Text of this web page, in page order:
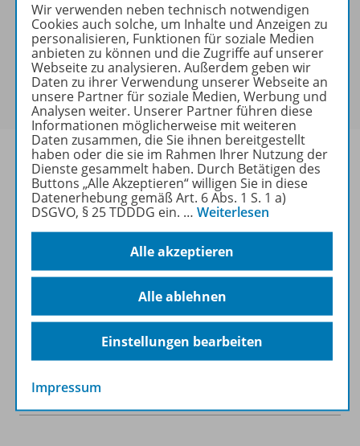
Exklusiver Kundenkreis
Dieses Produkt darf nur von
Ausbildern/Ausbilderinnen, Schulen, Lehrkräften
und Referendaren/Referendarinnen erworben
werden.
Produktinformationen
Beschreibung
Zugehörige Produkte
Benachrichtigungs-Service
Wir verwenden neben technisch notwendigen
Cookies auch solche, um Inhalte und Anzeigen zu
personalisieren, Funktionen für soziale Medien
anbieten zu können und die Zugriffe auf unserer
Webseite zu analysieren. Außerdem geben wir
Daten zu ihrer Verwendung unserer Webseite an
unsere Partner für soziale Medien, Werbung und
Analysen weiter. Unserer Partner führen diese
Informationen möglicherweise mit weiteren
Daten zusammen, die Sie ihnen bereitgestellt
haben oder die sie im Rahmen Ihrer Nutzung der
Dienste gesammelt haben. Durch Betätigen des
Buttons „Alle Akzeptieren“ willigen Sie in diese
Datenerhebung gemäß Art. 6 Abs. 1 S. 1 a)
DSGVO, § 25 TDDDG ein. … Weiterlesen
Alle akzeptieren
Alle ablehnen
Einstellungen bearbeiten
Impressum